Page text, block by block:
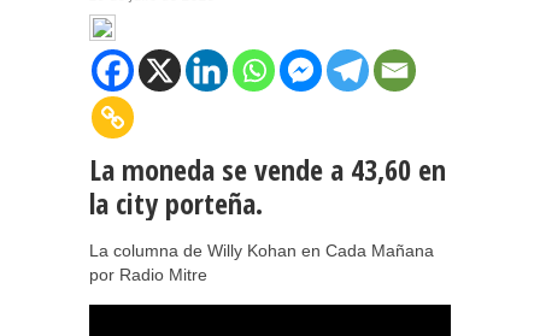
La moneda se vende a 43,60 en
la city porteña.
La columna de Willy Kohan en Cada Mañana
por Radio Mitre